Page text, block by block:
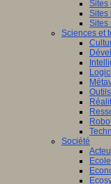
Sites
Sites
Sites
Sciences et
Société